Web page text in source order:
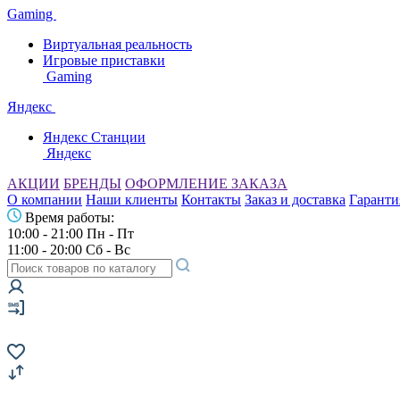
Gaming
Виртуальная реальность
Игровые приставки
Gaming
Яндекс
Яндекс Станции
Яндекс
АКЦИИ БРЕНДЫ ОФОРМЛЕНИЕ ЗАКАЗА
О компании Наши клиенты Контакты Заказ и доставка
Время работы:
10:00 - 21:00 Пн - Пт
11:00 - 20:00 Сб - Вс